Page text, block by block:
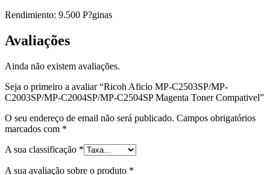
Rendimiento: 9.500 P?ginas
Avaliações
Ainda não existem avaliações.
Seja o primeiro a avaliar “Ricoh Aficio MP-C2503SP/MP-
C2003SP/MP-C2004SP/MP-C2504SP Magenta Toner Compativel”
O seu endereço de email não será publicado. Campos obrigatórios
marcados com *
A sua classificação *
A sua avaliação sobre o produto *